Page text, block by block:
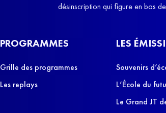
désinscription qui figure en bas
PROGRAMMES
Grille des programmes
Les replays
LES
Souvenirs
L’École du
Le Grand JT